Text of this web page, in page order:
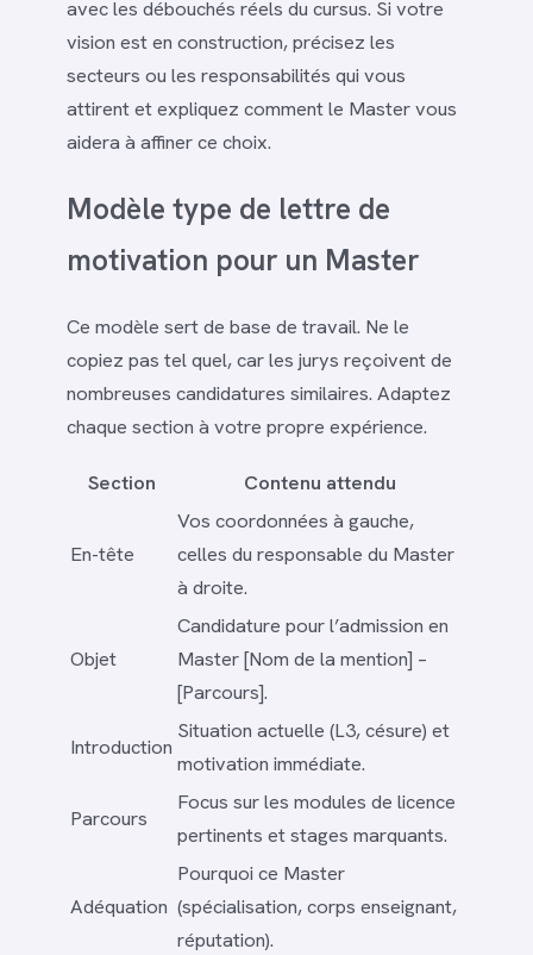
avec les débouchés réels du cursus. Si votre
vision est en construction, précisez les
secteurs ou les responsabilités qui vous
attirent et expliquez comment le Master vous
aidera à affiner ce choix.
Modèle type de lettre de
motivation pour un Master
Ce modèle sert de base de travail. Ne le
copiez pas tel quel, car les jurys reçoivent de
nombreuses candidatures similaires. Adaptez
chaque section à votre propre expérience.
Section Contenu attendu
En-tête
Vos coordonnées à gauche,
celles du responsable du Master
à droite.
Objet
Candidature pour l’admission en
Master [Nom de la mention] –
[Parcours].
Introduction
Situation actuelle (L3, césure) et
motivation immédiate.
Parcours
Focus sur les modules de licence
pertinents et stages marquants.
Adéquation
Pourquoi ce Master
(spécialisation, corps enseignant,
réputation).